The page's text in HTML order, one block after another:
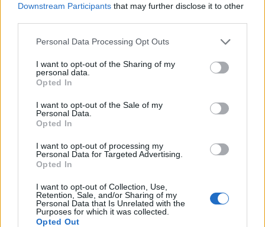
Downstream Participants that may further disclose it to other
Personal Data Processing Opt Outs
I want to opt-out of the Sharing of my
personal data.
Opted In
I want to opt-out of the Sale of my
Personal Data.
Opted In
I want to opt-out of processing my
Personal Data for Targeted Advertising.
Opted In
I want to opt-out of Collection, Use,
Retention, Sale, and/or Sharing of my
Personal Data that Is Unrelated with the
Purposes for which it was collected.
Opted Out
Related Posts